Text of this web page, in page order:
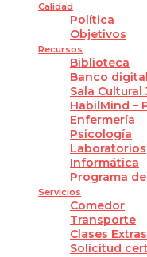
Calidad
Política
Objetivos
Recursos
Biblioteca
Banco digital
Sala Cultural
HabilMind –
Enfermería
Psicología
Laboratorios
Informática
Programa
Servicios
Comedor
Transporte
Clases Extras
Solicitud